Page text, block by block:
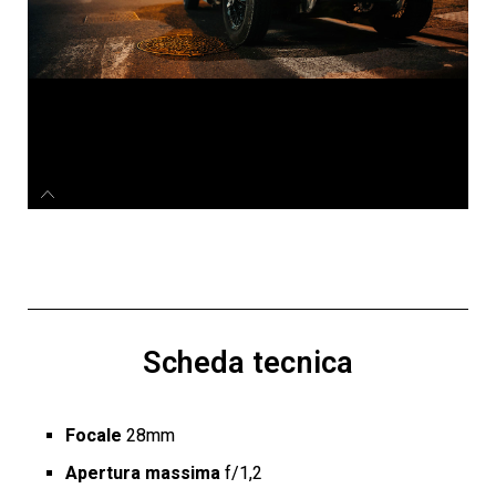
Scheda tecnica
Focale28mm
Apertura massima f/1,2